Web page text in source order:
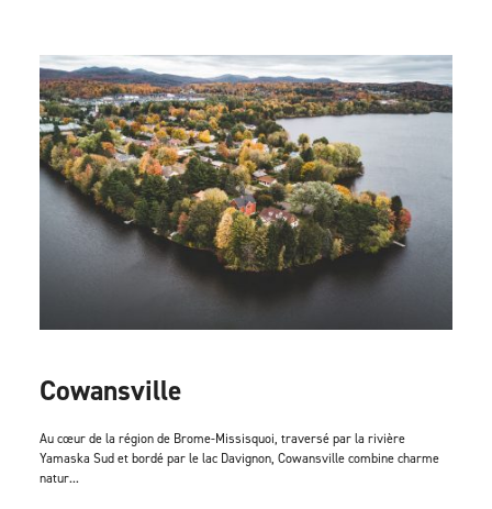
Cowansville
Au cœur de la région de Brome-Missisquoi, traversé par la rivière
Yamaska Sud et bordé par le lac Davignon, Cowansville combine charme
natur...